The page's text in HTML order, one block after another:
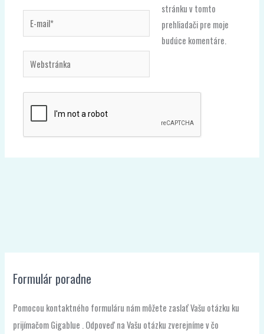
mail*
Webstránka
stránku v tomto
prehliadači pre moje
budúce komentáre.
Formulár poradne
Pomocou kontaktného formuláru nám môžete zaslať Vašu otázku ku
prijímačom Gigablue . Odpoveď na Vašu otázku zverejníme v čo